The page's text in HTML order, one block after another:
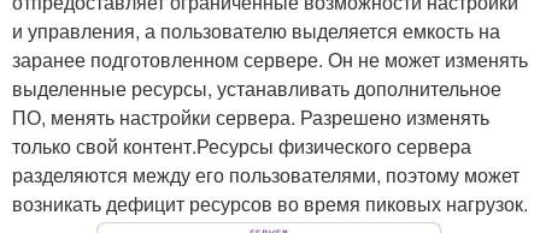
и управления, а пользователю выделяется емкость на
заранее подготовленном сервере. Он не может изменять
выделенные ресурсы, устанавливать дополнительное
ПО, менять настройки сервера. Разрешено изменять
только свой контент.Ресурсы физического сервера
разделяются между его пользователями, поэтому может
возникать дефицит ресурсов во время пиковых нагрузок.